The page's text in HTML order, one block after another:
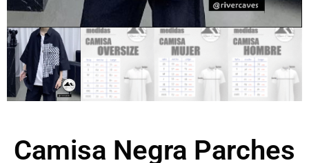
Camisa Negra Parches